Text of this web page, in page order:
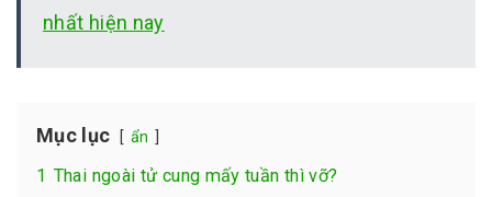
nhất hiện nay
Mục lục ẩn
1 Thai ngoài tử cung mấy tuần thì vỡ?